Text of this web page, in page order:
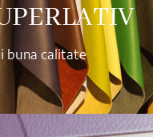
buna calitate